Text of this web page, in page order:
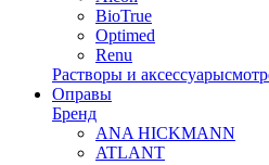
BioTrue
Optimed
Renu
Растворы и аксессуары
Оправы
Бренд
ANA HICKMANN
ATLANT